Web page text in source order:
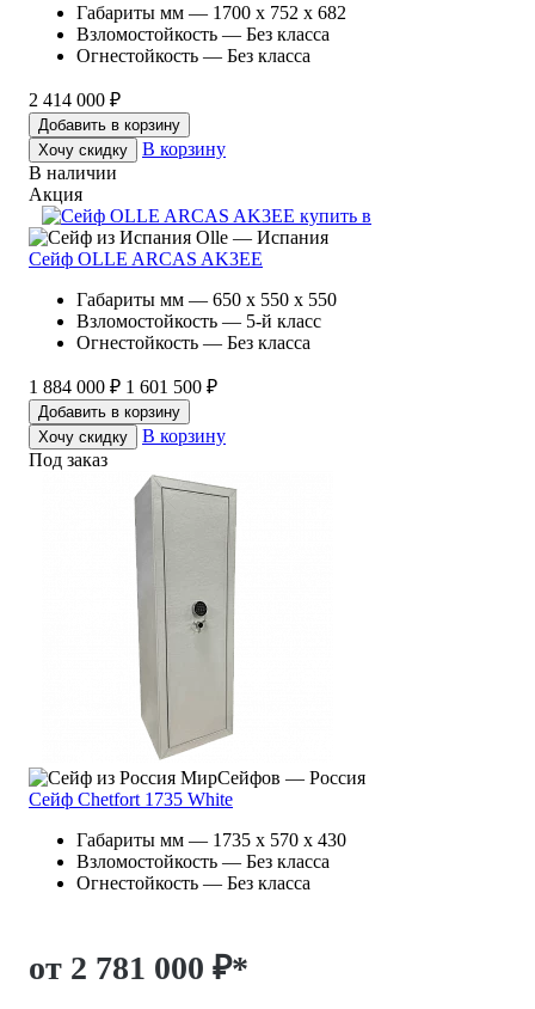
Габариты мм — 1700 x 752 x 682
Взломостойкость — Без класса
Огнестойкость — Без класса
2 414 000 ₽
Добавить в корзину
Хочу скидку
В корзину
В наличии
Акция
Olle — Испания
Сейф OLLE ARCAS AK3EE
Габариты мм — 650 x 550 x 550
Взломостойкость — 5-й класс
Огнестойкость — Без класса
1 884 000 ₽ 1 601 500 ₽
Добавить в корзину
Хочу скидку
В корзину
Под заказ
МирСейфов — Россия
Сейф Chetfort 1735 White
Габариты мм — 1735 x 570 x 430
Взломостойкость — Без класса
Огнестойкость — Без класса
от 2 781 000 ₽*